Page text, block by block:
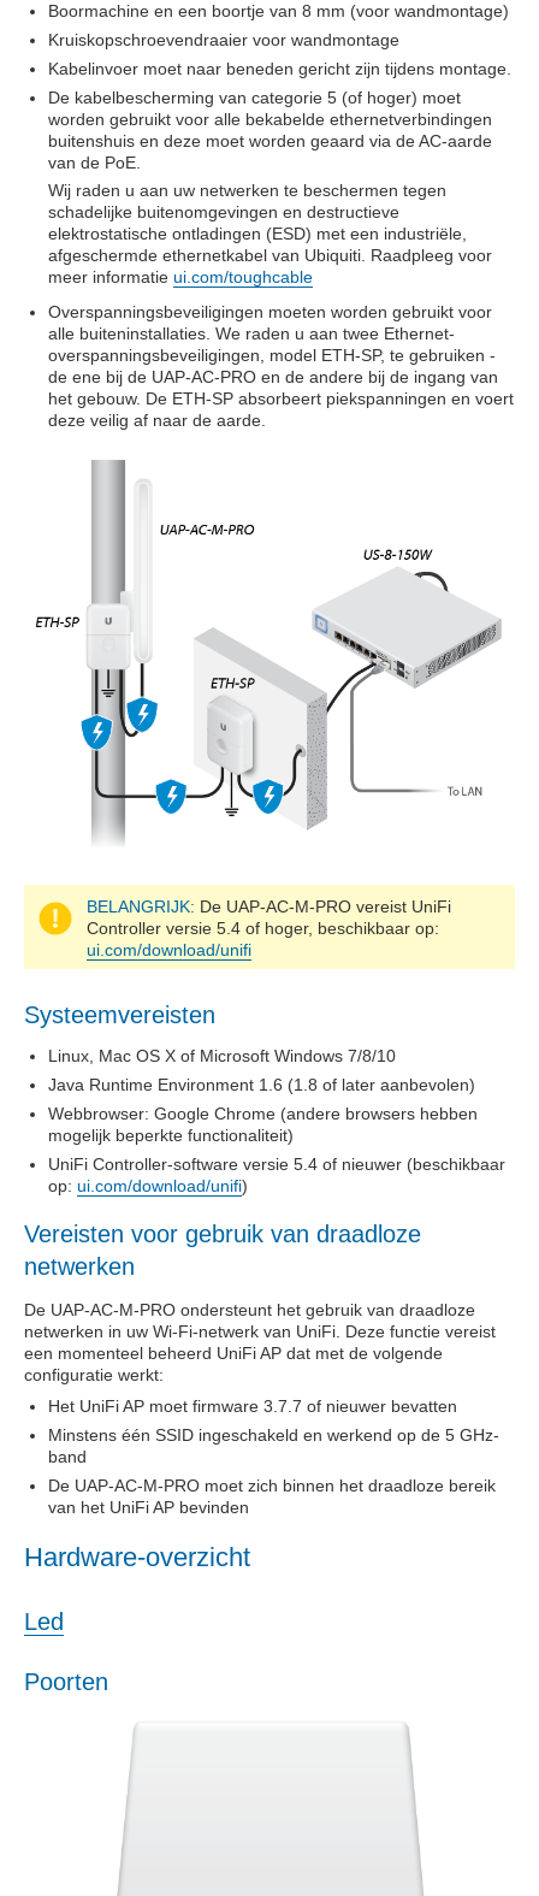
Boormachine en een boortje van 8 mm (voor wandmontage)
Kruiskopschroevendraaier voor wandmontage
Kabelinvoer moet naar beneden gericht zijn tijdens montage.
De kabelbescherming van categorie 5 (of hoger) moet
worden gebruikt voor alle bekabelde ethernetverbindingen
buitenshuis en deze moet worden geaard via de AC-aarde
van de PoE.
Wij raden u aan uw netwerken te beschermen tegen
schadelijke buitenomgevingen en destructieve
elektrostatische ontladingen (ESD) met een industriële,
afgeschermde ethernetkabel van Ubiquiti. Raadpleeg voor
meer informatie ui.com/toughcable
Overspanningsbeveiligingen moeten worden gebruikt voor
alle buiteninstallaties. We raden u aan twee Ethernet-
overspanningsbeveiligingen, model ETH-SP, te gebruiken -
de ene bij de UAP-AC-PRO en de andere bij de ingang van
het gebouw. De ETH-SP absorbeert piekspanningen en voert
deze veilig af naar de aarde.
BELANGRIJK: De UAP-AC-M-PRO vereist UniFi
Controller versie 5.4 of hoger, beschikbaar op:
ui.com/download/unifi
Systeemvereisten
Linux, Mac OS X of Microsoft Windows 7/8/10
Java Runtime Environment 1.6 (1.8 of later aanbevolen)
Webbrowser: Google Chrome (andere browsers hebben
mogelijk beperkte functionaliteit)
UniFi Controller-software versie 5.4 of nieuwer (beschikbaar
op: ui.com/download/unifi)
Vereisten voor gebruik van draadloze
netwerken
De UAP-AC-M-PRO ondersteunt het gebruik van draadloze
netwerken in uw Wi-Fi-netwerk van UniFi. Deze functie vereist
een momenteel beheerd UniFi AP dat met de volgende
configuratie werkt:
Het UniFi AP moet firmware 3.7.7 of nieuwer bevatten
Minstens één SSID ingeschakeld en werkend op de 5 GHz-
band
De UAP-AC-M-PRO moet zich binnen het draadloze bereik
van het UniFi AP bevinden
Hardware-overzicht
Led
Poorten